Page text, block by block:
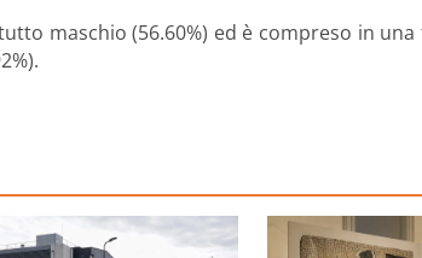
maschio (56.60%) ed è compreso in una